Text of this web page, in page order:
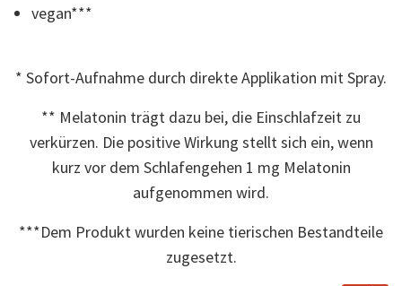
derselben
vegan***
* Sofort-Aufnahme durch direkte Applikation mit Spray.
** Melatonin trägt dazu bei, die Einschlafzeit zu
verkürzen. Die positive Wirkung stellt sich ein, wenn
kurz vor dem Schlafengehen 1 mg Melatonin
aufgenommen wird.
***Dem Produkt wurden keine tierischen Bestandteile
zugesetzt.